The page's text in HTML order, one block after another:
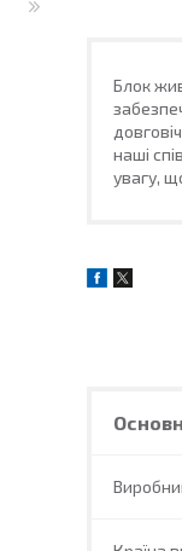
Блок
наші
увагу,